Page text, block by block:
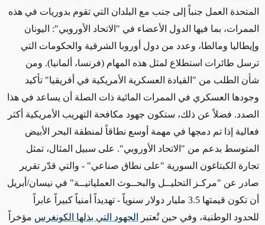
المتحدة العمل جنباً إلى جنب مع البلدان التي تقوم بدوريات في هذه
الممرات، بما فيها الدول الأعضاء في "الاتحاد الأوروبي": اليونان
وإيطاليا ومالطا، وعدد من دول أوروبا الشرقية والحكومات التي
ترسل طائرات استطلاع لمثل هذه المهام (فرنسا، ألمانيا). ومن
شأن الطلب من "القيادة العسكرية الأمريكية في أفريقيا" تأكيد
وجودها العسكري في الممرات المائية ذات الصلة أن يساعد في هذا
الصدد. فضلاً عن ذلك، ستكون جهود مكافحة التهريب الأمريكية أكثر
فعالية إذا تم دمجها في مهمة أوسع نطاقاً لمنطقة البحر الأبيض
المتوسط بدعم من "الاتحاد الأوروبي". على سبيل المثال، تمثل
تجارة الكبتاغون السورية "على نطاق صناعي" - والتي قدّر تقرير
صادر عن "مركـز التحليــل والبحــوث العملياتيــة" في نيسان/أبريل
أن تكون قيمتها 3.5 مليار دولار سنوياً - تهديداً أمنياً كبيراً عابراً
للحدود الوطنية، وفي حين تُعتبر
الجهود التي بذلها الكونغرس مؤخراً